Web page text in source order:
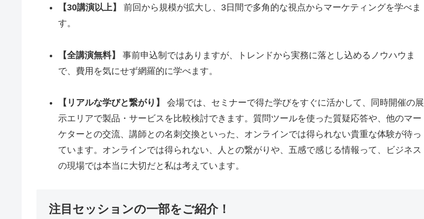
【30講演以上】
前回から規模が拡大し、3日間で多角的な視点からマーケティングを学べま
す。
【全講演無料】
事前申込制ではありますが、トレンドから実務に落とし込めるノウハウま
で、費用を気にせず網羅的に学べます。
【リアルな学びと繋がり】
会場では、セミナーで得た学びをすぐに活かして、同時開催の展
示エリアで製品・サービスを比較検討できます。質問ツールを使った質疑応答や、他のマー
ケターとの交流、講師との名刺交換といった、オンラインでは得られない貴重な体験が待っ
ています。オンラインでは得られない、人との繋がりや、五感で感じる情報って、ビジネス
の現場では本当に大切だと私は考えています。
注目セッションの一部をご紹介！